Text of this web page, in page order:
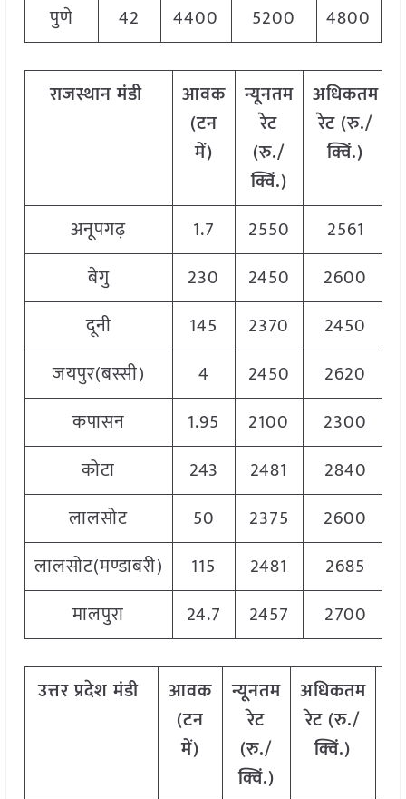
पुणे
42 4400 5200 4800
राजस्थानमंडी
आवक
(टन
में)
न्यूनतम
रेट
(रु./
क्विं.)
अधिकतम
रेट (रु./
क्विं.)
अनूपगढ़
1.7 2550 2561
बेगु
230 2450 2600
दूनी
145 2370 2450
जयपुर(बस्सी)
4 2450 2620
कपासन
1.95 2100 2300
कोटा
243 2481 2840
लालसोट
50 2375 2600
लालसोट(मण्डाबरी)
115 2481 2685
मालपुरा
24.7 2457 2700
उत्तरप्रदेश मंडी
आवक
(टन
में)
न्यूनतम
रेट
(रु./
क्विं.)
अधिकतम
रेट (रु./
क्विं.)